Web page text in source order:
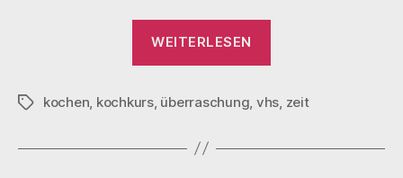
WEITERLESEN
Schlagwörter
kochen kochkurs, überraschung vhs zeit